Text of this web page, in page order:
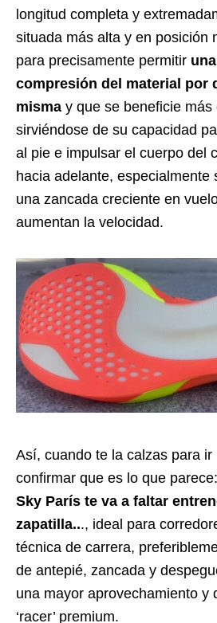
longitud completa y
situada más alta y en posición
para precisamente permitir
compresión del material por
misma y que se beneficie
sirviéndose de su capacidad
al pie e impulsar el cuerpo del
hacia adelante, especialmente
una zancada creciente en
aumentan la velocidad.
Así, cuando te la calzas para
confirmar que es lo que parece:
Sky París te va a faltar
zapatilla..., ideal para
técnica de carrera,
de antepié, zancada y
una mayor aprovechamiento y
‘racer’ premium.